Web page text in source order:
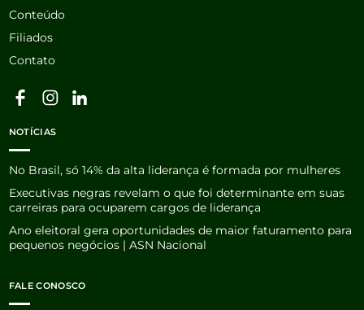
Conteúdo
Filiados
Contato
NOTÍCIAS
No Brasil, só 14% da alta liderança é formada por mulheres
Executivas negras revelam o que foi determinante em suas
carreiras para ocuparem cargos de liderança
Ano eleitoral gera oportunidades de maior faturamento para
pequenos negócios | ASN Nacional
FALE CONOSCO